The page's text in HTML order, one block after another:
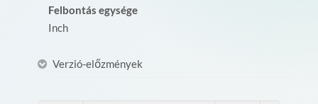
Felbontás egysége
Inch
Verzió-előzmények